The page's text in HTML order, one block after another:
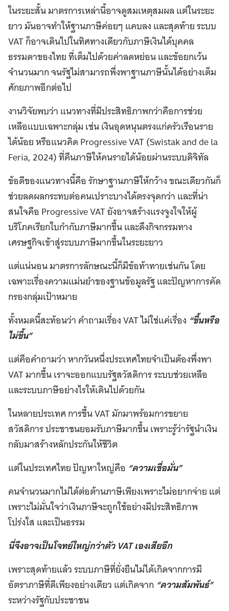
ในระยะสั้น มาตรการเหล่านี้อาจดูสมเหตุสมผล แต่ในระยะ
ยาว มันอาจทำให้ฐานภาษีค่อยๆ แคบลง และสุดท้าย ระบบ
VAT ก็อาจเดินไปในทิศทางเดียวกับภาษีเงินได้บุคคล
ธรรมดาของไทย ที่เต็มไปด้วยค่าลดหย่อน และข้อยกเว้น
จำนวนมาก จนรัฐไม่สามารถพึ่งพาฐานภาษีนั้นได้อย่างเต็ม
ศักยภาพอีกต่อไป
งานวิจัยพบว่า แนวทางที่มีประสิทธิภาพกว่าคือการช่วย
เหลือแบบเฉพาะกลุ่ม เช่น เงินอุดหนุนตรงแก่ครัวเรือนราย
ได้น้อย หรือแนวคิด Progressive VAT (Swistak and de la
Feria, 2024) ที่คืนภาษีให้คนรายได้น้อยผ่านระบบดิจิทัล
ข้อดีของแนวทางนี้คือ รักษาฐานภาษีให้กว้าง ขณะเดียวกันก็
ช่วยลดผลกระทบต่อคนเปราะบางได้ตรงจุดกว่า และที่น่า
สนใจคือ Progressive VAT ยังอาจสร้างแรงจูงใจให้ผู้
บริโภคเรียกใบกำกับภาษีมากขึ้น และดึงกิจกรรมทาง
เศรษฐกิจเข้าสู่ระบบภาษีมากขึ้นในระยะยาว
แต่แน่นอน มาตรการลักษณะนี้ก็มีข้อท้าทายเช่นกัน โดย
เฉพาะเรื่องความแม่นยำของฐานข้อมูลรัฐ และปัญหาการคัด
กรองกลุ่มเป้าหมาย
ทั้งหมดนี้สะท้อนว่า คำถามเรื่อง VAT ไม่ใช่แค่เรื่อง “ขึ้นหรือ
ไม่ขึ้น”
แต่คือคำถามว่า หากวันหนึ่งประเทศไทยจำเป็นต้องพึ่งพา
VAT มากขึ้น เราจะออกแบบรัฐสวัสดิการ ระบบช่วยเหลือ
และระบบภาษีอย่างไรให้เดินไปด้วยกัน
ในหลายประเทศ การขึ้น VAT มักมาพร้อมการขยาย
สวัสดิการ ประชาชนยอมรับภาษีมากขึ้น เพราะรู้ว่ารัฐนำเงิน
กลับมาสร้างหลักประกันให้ชีวิต
แต่ในประเทศไทย ปัญหาใหญ่คือ “ความเชื่อมั่น”
คนจำนวนมากไม่ได้ต่อต้านภาษีเพียงเพราะไม่อยากจ่าย แต่
เพราะไม่มั่นใจว่าเงินภาษีจะถูกใช้อย่างมีประสิทธิภาพ
โปร่งใส และเป็นธรรม
นี่จึงอาจเป็นโจทย์ใหญ่กว่าตัว VAT เองเสียอีก
เพราะสุดท้ายแล้ว ระบบภาษีที่ยั่งยืนไม่ได้เกิดจากการมี
อัตราภาษีที่ดีเพียงอย่างเดียว แต่เกิดจาก “ความสัมพันธ์”
ระหว่างรัฐกับประชาชน